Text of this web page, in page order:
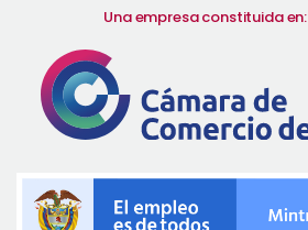
Una empresa constituida en: